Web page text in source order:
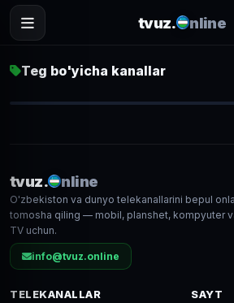
tvuz. nline
Teg bo'yicha kanallar
HD
Navo
tvuz. nline
O'zbekiston va dunyo telekanallarini bepul
tomosha qiling — mobil, planshet, kompyuter
TV uchun.
info@tvuz.online
TELEKANALLAR SAYT